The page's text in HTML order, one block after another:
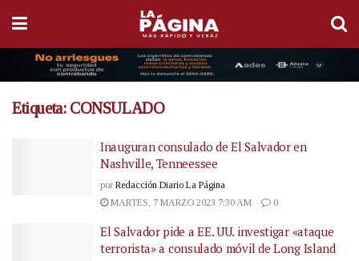
Etiqueta: CONSULADO
Inauguran consulado de El Salvador en
Nashville, Tenneessee
por Redacción Diario La Página
MARTES, 7 MARZO 2023 7:30 AM
0
El Salvador pide a EE. UU. investigar «ataque
terrorista» a consulado móvil de Long Island